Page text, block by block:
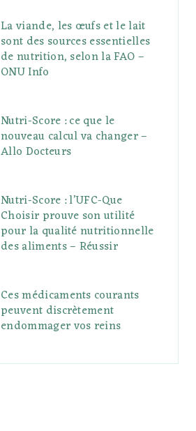
La viande, les œufs et le lait
sont des sources essentielles
de nutrition, selon la FAO –
ONU Info
Nutri-Score : ce que le
nouveau calcul va changer –
Allo Docteurs
Nutri-Score : l’UFC-Que
Choisir prouve son utilité
pour la qualité nutritionnelle
des aliments – Réussir
Ces médicaments courants
peuvent discrètement
endommager vos reins